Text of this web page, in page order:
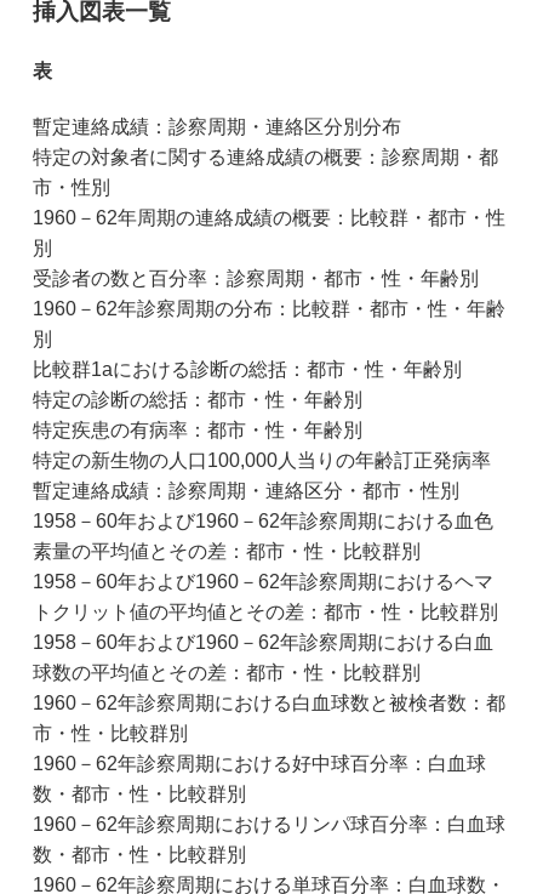
挿入図表一覧
表
暫定連絡成績：診察周期・連絡区分別分布
特定の対象者に関する連絡成績の概要：診察周期・都
市・性別
1960－62年周期の連絡成績の概要：比較群・都市・性
別
受診者の数と百分率：診察周期・都市・性・年齢別
1960－62年診察周期の分布：比較群・都市・性・年齢
別
比較群1aにおける診断の総括：都市・性・年齢別
特定の診断の総括：都市・性・年齢別
特定疾患の有病率：都市・性・年齢別
特定の新生物の人口100,000人当りの年齢訂正発病率
暫定連絡成績：診察周期・連絡区分・都市・性別
1958－60年および1960－62年診察周期における血色
素量の平均値とその差：都市・性・比較群別
1958－60年および1960－62年診察周期におけるヘマ
トクリット値の平均値とその差：都市・性・比較群別
1958－60年および1960－62年診察周期における白血
球数の平均値とその差：都市・性・比較群別
1960－62年診察周期における白血球数と被検者数：都
市・性・比較群別
1960－62年診察周期における好中球百分率：白血球
数・都市・性・比較群別
1960－62年診察周期におけるリンパ球百分率：白血球
数・都市・性・比較群別
1960－62年診察周期における単球百分率：白血球数・